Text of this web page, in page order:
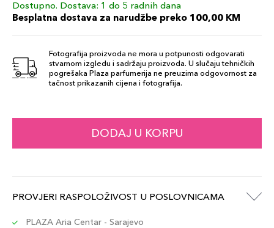
Dostupno. Dostava: 1 do 5 radnih dana
Besplatna dostava za narudžbe preko 100,00 KM
Fotografija proizvoda ne mora u potpunosti odgovarati
stvarnom izgledu i sadržaju proizvoda. U slučaju tehničkih
pogrešaka Plaza parfumerija ne preuzima odgovornost za
tačnost prikazanih cijena i fotografija.
DODAJ U KORPU
PROVJERI RASPOLOŽIVOST U POSLOVNICAMA
PLAZA Aria Centar - Sarajevo